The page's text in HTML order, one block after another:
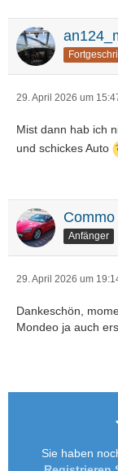
29. April 2026 um
Mist dann hab ich
und schickes Auto
Commo
Anfänger
29. April 2026 um
Dankeschön,
Mondeo ja auch
Sie haben